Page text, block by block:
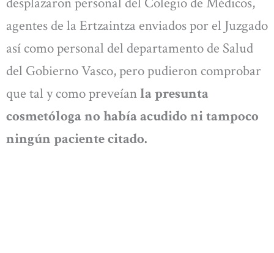
agentes de la Ertzaintza enviados por el Juzgado
así como personal del departamento de Salud
del Gobierno Vasco, pero pudieron comprobar
que tal y como preveíanla presunta
cosmetóloga no había acudido ni tampoco
ningún paciente citado.